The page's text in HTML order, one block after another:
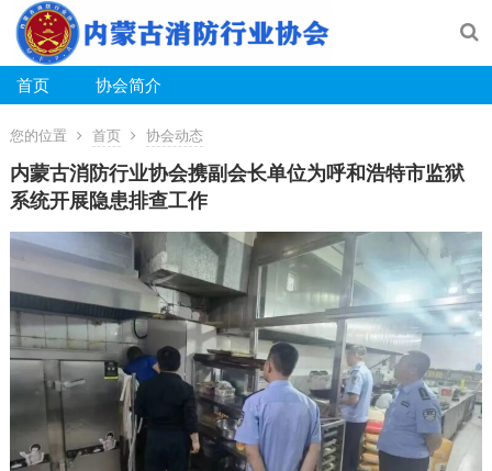
首页 协会简介
您的位置 首页 协会动态
内蒙古消防行业协会携副会长单位为呼和浩特市监狱
系统开展隐患排查工作